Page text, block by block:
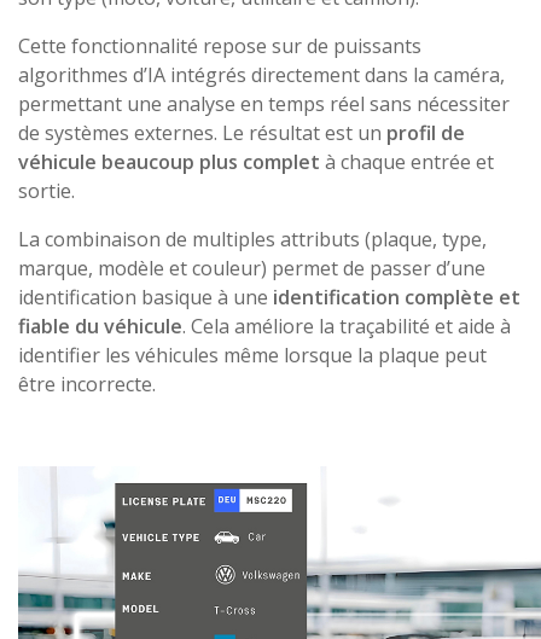
Cette fonctionnalité repose sur de puissants
algorithmes d’IA intégrés directement dans la caméra,
permettant une analyse en temps réel sans nécessiter
de systèmes externes. Le résultat est un profil de
véhicule beaucoup plus complet à chaque entrée et
sortie.
La combinaison de multiples attributs (plaque, type,
marque, modèle et couleur) permet de passer d’une
identification basique à une identification complète et
fiable du véhicule. Cela améliore la traçabilité et aide à
identifier les véhicules même lorsque la plaque peut
être incorrecte.